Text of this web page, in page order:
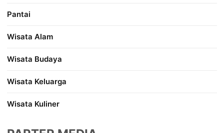
Pantai
Wisata Alam
Wisata Budaya
Wisata Keluarga
Wisata Kuliner